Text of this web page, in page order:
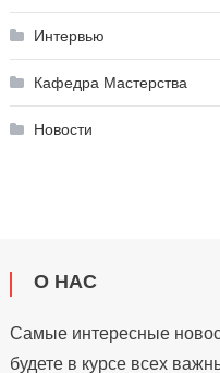
Интервью
Кафедра Мастерства
Новости
О НАС
Самые интересные
будете в курсе всех